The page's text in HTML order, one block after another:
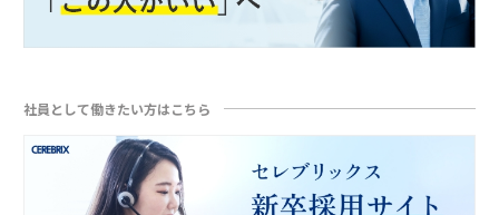
社員として働きたい方はこちら